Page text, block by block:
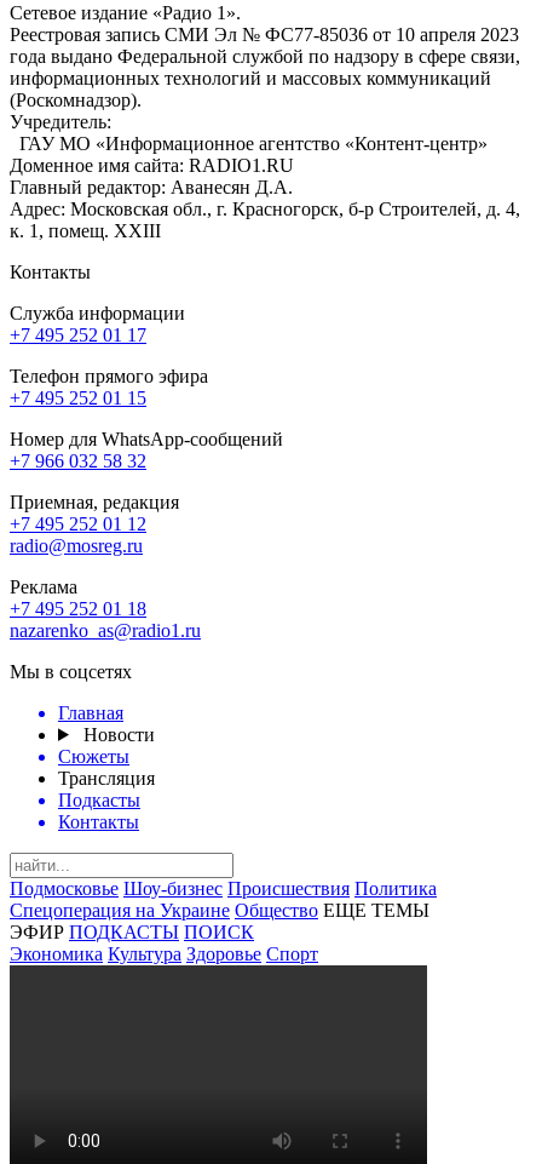
Сетевое издание «Радио 1».
Реестровая запись СМИ Эл № ФС77-85036 от 10 апреля 2023
года выдано Федеральной службой по надзору в сфере связи,
информационных технологий и массовых коммуникаций
(Роскомнадзор).
Учредитель:
ГАУ МО «Информационное агентство «Контент-центр»
Доменное имя сайта: RADIO1.RU
Главный редактор: Аванесян Д.А.
Адрес: Московская обл., г. Красногорск, б-р Строителей, д. 4,
к. 1, помещ. XXIII
Контакты
Служба информации
+7 495 252 01 17
Телефон прямого эфира
+7 495 252 01 15
Номер для WhatsApp-сообщений
+7 966 032 58 32
Приемная, редакция
+7 495 252 01 12
radio@mosreg.ru
Реклама
+7 495 252 01 18
nazarenko_as@radio1.ru
Мы в соцсетях
Главная
Новости
Сюжеты
Трансляция
Подкасты
Контакты
Подмосковье Шоу-бизнес Происшествия Политика
Спецоперация на Украине Общество ЕЩЕ ТЕМЫ
ЭФИР ПОДКАСТЫ ПОИСК
Экономика Культура Здоровье Спорт